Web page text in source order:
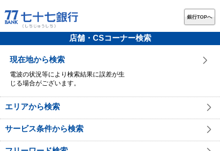
銀行TOPへ
店舗・CSコーナー検索
現在地から検索
電波の状況等により検索結果に誤差が生
じる場合がございます。
エリアから検索
サービス条件から検索